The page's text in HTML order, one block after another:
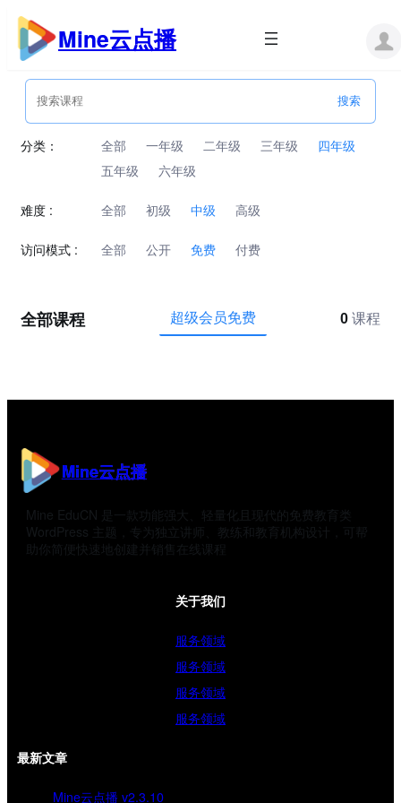
跳
内
Mine云点播
分类： 全部 一年级 二年级 三年级
四年级
五年级
六年级
难度 : 全部 初级 中级 高级
访问模式 : 全部 公开 免费 付费
全部课程 超级会员免费 0 课程
Mine云点播
Mine EduCN 是一款功能强大、轻量化且现代的免费教育类
WordPress 主题，专为独立讲师、教练和教育机构设计，可帮
助你简便快速地创建并销售在线课程
关于我们
服务领域
服务领域
服务领域
服务领域
最新文章
Mine云点播 v2.3.10